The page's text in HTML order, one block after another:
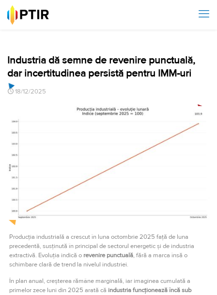
Industria dă semne de revenire punctuală,
dar incertitudinea persistă pentru IMM-uri
18/12/2025
Producția industrială a crescut în luna octombrie 2025 față de luna
precedentă, susținută în principal de sectorul energetic și de industria
extractivă. Evoluția indică o revenire punctuală, fără a marca însă o
schimbare clară de trend la nivelul industriei.
În plan anual, creșterea rămâne marginală, iar imaginea cumulată a
primelor zece luni din 2025 arată că industria funcționează încă sub